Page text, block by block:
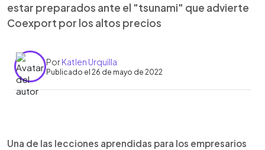
estar preparados ante el "tsunami" que advierte
Coexport por los altos precios
PorKatlen Urquilla
Publicado el 26 de mayo de 2022
► Escuchar artículo
Una de las lecciones aprendidas para los empresarios